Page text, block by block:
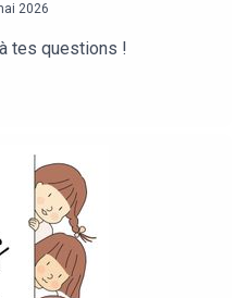
2026
tes questions !